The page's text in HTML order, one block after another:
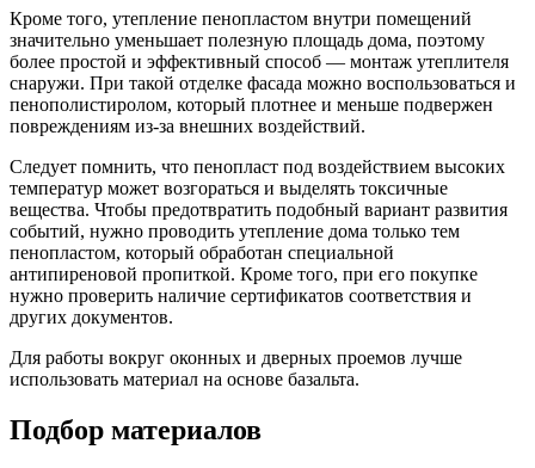
Кроме того, утепление пенопластом внутри помещений
значительно уменьшает полезную площадь дома, поэтому
более простой и эффективный способ — монтаж утеплителя
снаружи. При такой отделке фасада можно воспользоваться и
пенополистиролом, который плотнее и меньше подвержен
повреждениям из-за внешних воздействий.
Следует помнить, что пенопласт под воздействием высоких
температур может возгораться и выделять токсичные
вещества. Чтобы предотвратить подобный вариант развития
событий, нужно проводить утепление дома только тем
пенопластом, который обработан специальной
антипиреновой пропиткой. Кроме того, при его покупке
нужно проверить наличие сертификатов соответствия и
других документов.
Для работы вокруг оконных и дверных проемов лучше
использовать материал на основе базальта.
Подбор материалов